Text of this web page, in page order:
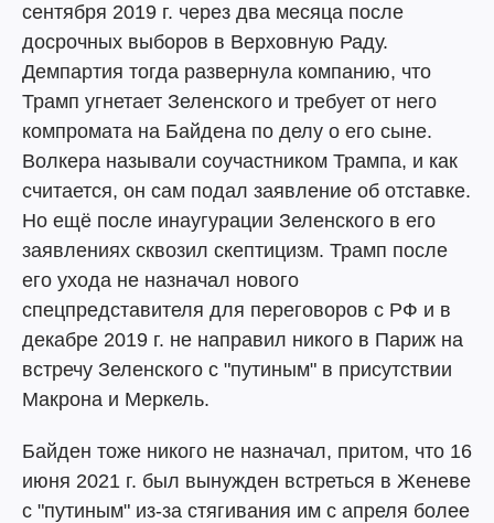
сентября 2019 г. через два месяца после
досрочных выборов в Верховную Раду.
Демпартия тогда развернула компанию, что
Трамп угнетает Зеленского и требует от него
компромата на Байдена по делу о его сыне.
Волкера называли соучастником Трампа, и как
считается, он сам подал заявление об отставке.
Но ещё после инаугурации Зеленского в его
заявлениях сквозил скептицизм. Трамп после
его ухода не назначал нового
спецпредставителя для переговоров с РФ и в
декабре 2019 г. не направил никого в Париж на
встречу Зеленского с "путиным" в присутствии
Макрона и Меркель.
Байден тоже никого не назначал, притом, что 16
июня 2021 г. был вынужден встреться в Женеве
с "путиным" из-за стягивания им с апреля более